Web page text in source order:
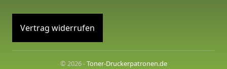
Vertrag widerrufen
© 2026 -Toner-Druckerpatronen.de